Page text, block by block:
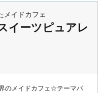
メイドカフェ
イーツピュアレ
のメイドカフェ☆テーマパ